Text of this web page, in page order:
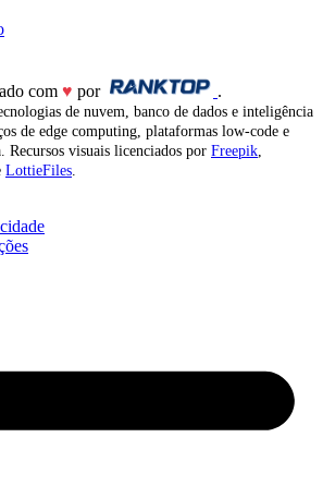
com ♥ por .
de nuvem, banco de dados e inteligência
de edge computing, plataformas low-code e
Recursos visuais licenciados por Freepik,
LottieFiles.